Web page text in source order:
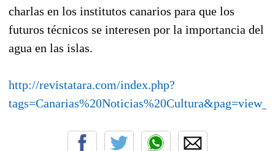
charlas en los institutos canarios para que los
futuros técnicos se interesen por la importancia del
agua en las islas.
http://revistatara.com/index.php?